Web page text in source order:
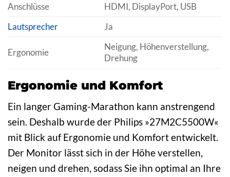
Anschlüsse
HDMI, DisplayPort, USB
Lautsprecher
Ja
Ergonomie
Neigung, Höhenverstellung,
Drehung
Ergonomie und Komfort
Ein langer Gaming-Marathon kann anstrengend
sein. Deshalb wurde der Philips »27M2C5500W«
mit Blick auf Ergonomie und Komfort entwickelt.
Der Monitor lässt sich in der Höhe verstellen,
neigen und drehen, sodass Sie ihn optimal an Ihre